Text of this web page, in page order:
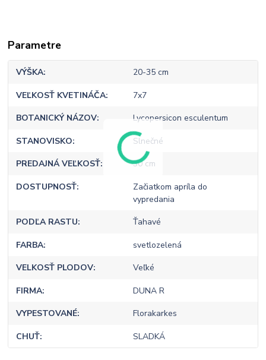
Parametre
VÝŠKA 20-35 cm
VEĽKOSŤ KVETINÁČA 7x7
BOTANICKÝ NÁZOV Lycopersicon esculentum
STANOVISKO Slnečné
PREDAJNÁ VEĽKOSŤ 30 cm
DOSTUPNOSŤ
Začiatkom apríla do
vypredania
PODĽA RASTU Ťahavé
FARBA svetlozelená
VELKOSŤ PLODOV Veľké
FIRMA DUNA R
VYPESTOVANÉ Florakarkes
CHUŤ SLADKÁ